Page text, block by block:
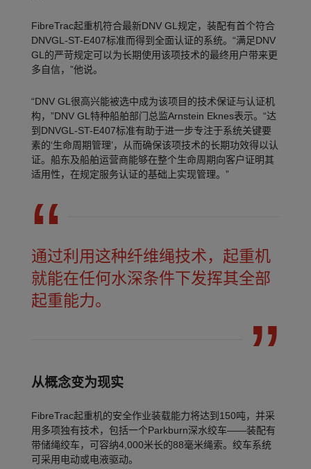
FibreTrac起重机符合最新DNV GL规定，装配有首个符合
DNVGL-ST-E407标准而得到全面认证的系统。“满足DNV
GL的严苛规定可以为长期使用该项技术的最终用户带来更
多自信，”他说。
“DNV GL很高兴能被选中成为该项目的技术保证与认证机
构，”DNV GL特种船舶部门总监Arnstein Eknes表示。“达
到DNVGL-ST-E407标准有助于进一步专注于系统关键要
素的‘生命周期管理’，从而确保该项技术的长期功效得以认
证。船东及船舶运营商能够在整个生命周期向客户证明其
适用性，在规定服务认证的基础上实现管理。”
通过利用这种纤维绳技术，起重机
就能在任何水深条件下发挥其全部
起重能力。
从概念变为现实
FibreTrac起重机的安全作业装载能力将达到150吨，并采
用多项独有技术，包括一个Parkburn深水绞车——装配有
带储绳绞车，可容纳4,000米长的88毫米绳索。绞车系统
可采用电动或电液驱动。